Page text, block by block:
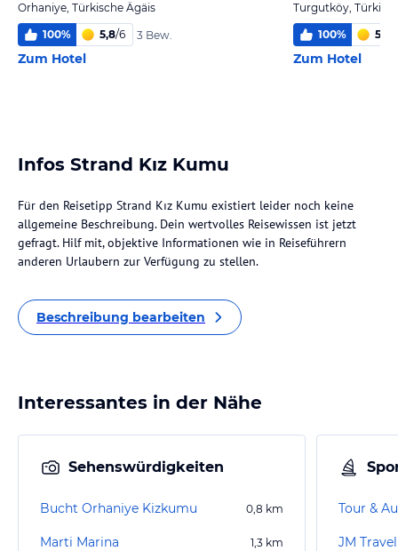
Orhaniye, Türkische Ägäis
100% 5,8/6 3 Bew.
Zum Hotel
Turgutköy,
100% 5,2
Zum Hotel
Infos Strand Kız Kumu
Für den Reisetipp Strand Kız Kumu existiert leider noch keine
allgemeine Beschreibung. Dein wertvolles Reisewissen ist jetzt
gefragt. Hilf mit, objektive Informationen wie in Reiseführern
anderen Urlaubern zur Verfügung zu stellen.
Beschreibung bearbeiten
Interessantes in der Nähe
Sehenswürdigkeiten
Bucht Orhaniye Kizkumu 0,8 km
Marti Marina 1,3 km
Tour &
JM